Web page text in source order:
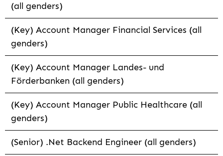
(all genders)
(Key) Account Manager Financial Services (all
genders)
(Key) Account Manager Landes- und
Förderbanken (all genders)
(Key) Account Manager Public Healthcare (all
genders)
(Senior) .Net Backend Engineer (all genders)